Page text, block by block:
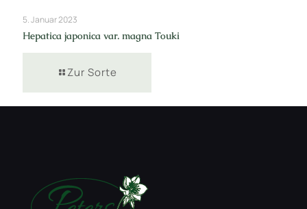
5. Januar 2023
Hepatica japonica var. magna Touki
Zur Sorte